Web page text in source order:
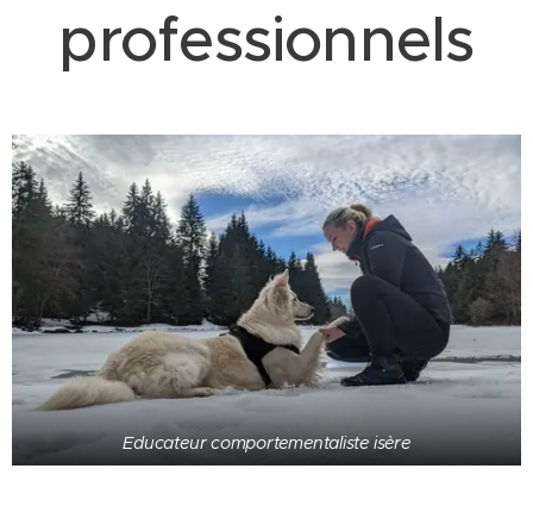
professionnels
Educateur comportementaliste isère